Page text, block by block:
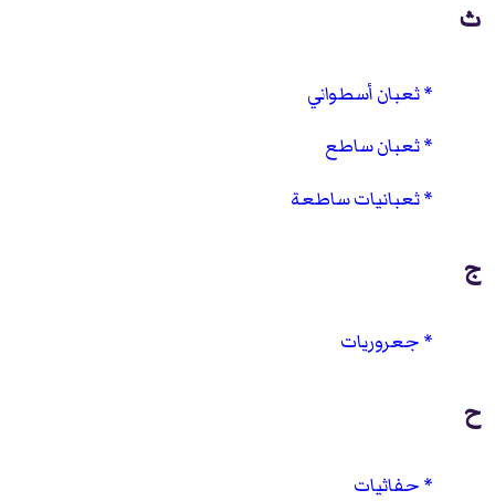
ث
ثعبان أسطواني
ثعبان ساطع
ثعبانيات ساطعة
ج
جعروريات
ح
حفاثيات